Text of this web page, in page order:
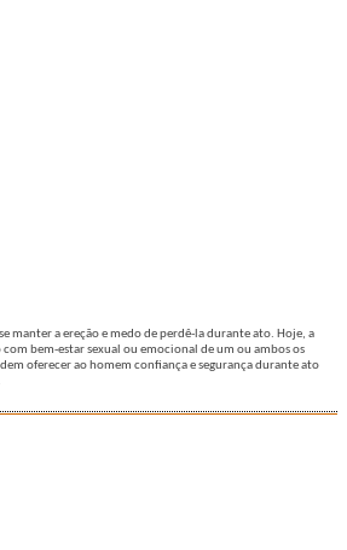
manter a ereção e medo de perdê-la durante ato. Hoje, a
bem-estar sexual ou emocional de um ou ambos os
oferecer ao homem confiança e segurança durante ato